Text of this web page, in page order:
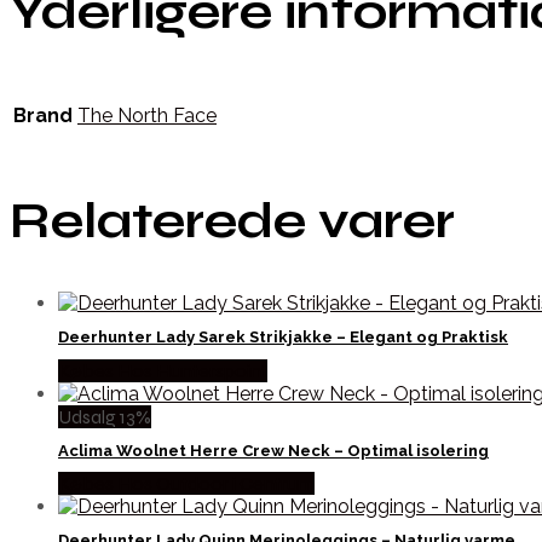
Brand The North Face
Relaterede varer
Deerhunter Lady Sarek Strikjakke – Elegant og Praktisk
Udsalg 13%
Aclima Woolnet Herre Crew Neck – Optimal isolering